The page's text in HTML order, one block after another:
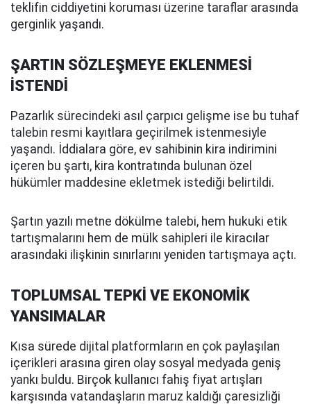
teklifin ciddiyetini koruması üzerine taraflar arasında
gerginlik yaşandı.
ŞARTIN SÖZLEŞMEYE EKLENMESİ
İSTENDİ
Pazarlık sürecindeki asıl çarpıcı gelişme ise bu tuhaf
talebin resmi kayıtlara geçirilmek istenmesiyle
yaşandı. İddialara göre, ev sahibinin kira indirimini
içeren bu şartı, kira kontratında bulunan özel
hükümler maddesine ekletmek istediği belirtildi.
Şartın yazılı metne dökülme talebi, hem hukuki etik
tartışmalarını hem de mülk sahipleri ile kiracılar
arasındaki ilişkinin sınırlarını yeniden tartışmaya açtı.
TOPLUMSAL TEPKİ VE EKONOMİK
YANSIMALAR
Kısa sürede dijital platformların en çok paylaşılan
içerikleri arasına giren olay sosyal medyada geniş
yankı buldu. Birçok kullanıcı fahiş fiyat artışları
karşısında vatandaşların maruz kaldığı çaresizliği